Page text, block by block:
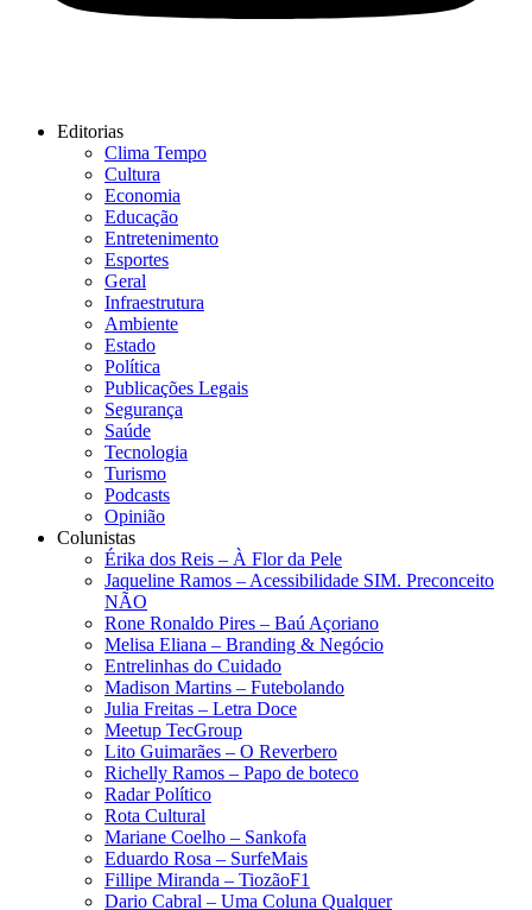
Editorias
Clima Tempo
Cultura
Economia
Educação
Entretenimento
Esportes
Geral
Infraestrutura
Ambiente
Estado
Política
Publicações Legais
Segurança
Saúde
Tecnologia
Turismo
Podcasts
Opinião
Colunistas
Érika dos Reis​ – À Flor da Pele
Jaqueline Ramos – Acessibilidade SIM. Preconceito
NÃO
Rone Ronaldo Pires – Baú Açoriano
Melisa Eliana – Branding & Negócio
Entrelinhas do Cuidado
Madison Martins – Futebolando
Julia Freitas​ – Letra Doce
Meetup TecGroup
Lito Guimarães – O Reverbero
Richelly Ramos​ – Papo de boteco
Radar Político
Rota Cultural
Mariane Coelho – Sankofa
Eduardo Rosa​ – SurfeMais
Fillipe Miranda – TiozãoF1
Dario Cabral – Uma Coluna Qualquer